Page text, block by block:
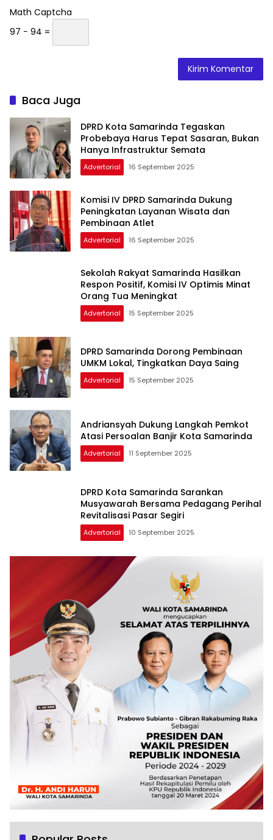
Math Captcha
97 − 94 =
Baca Juga
DPRD Kota Samarinda Tegaskan
Probebaya Harus Tepat Sasaran, Bukan
Hanya Infrastruktur Semata
Advertorial 16 September 2025
Komisi IV DPRD Samarinda Dukung
Peningkatan Layanan Wisata dan
Pembinaan Atlet
Advertorial 16 September 2025
Sekolah Rakyat Samarinda Hasilkan
Respon Positif, Komisi IV Optimis Minat
Orang Tua Meningkat
Advertorial 15 September 2025
DPRD Samarinda Dorong Pembinaan
UMKM Lokal, Tingkatkan Daya Saing
Advertorial 15 September 2025
Andriansyah Dukung Langkah Pemkot
Atasi Persoalan Banjir Kota Samarinda
Advertorial 11 September 2025
DPRD Kota Samarinda Sarankan
Musyawarah Bersama Pedagang Perihal
Revitalisasi Pasar Segiri
Advertorial 10 September 2025